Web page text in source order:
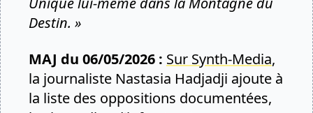
Destin. »
MAJ du 06/05/2026 : Sur Synth-Media,
la journaliste Nastasia Hadjadji ajoute à
la liste des oppositions documentées,